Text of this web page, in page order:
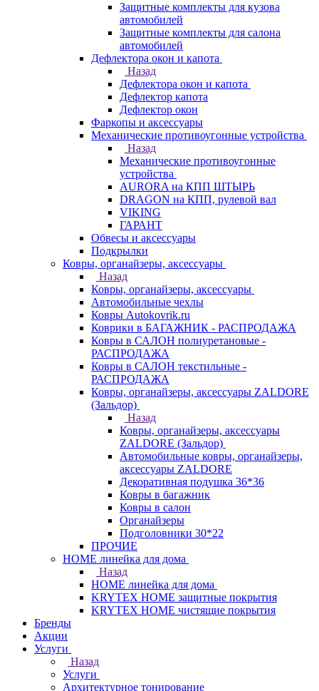
Защитные комплекты для кузова
автомобилей
Защитные комплекты для салона
автомобилей
Дефлектора окон и капота
Назад
Дефлектора окон и капота
Дефлектор капота
Дефлектор окон
Фаркопы и аксессуары
Механические противоугонные устройства
Назад
Механические противоугонные
устройства
AURORA на КПП ШТЫРЬ
DRAGON на КПП, рулевой вал
VIKING
ГАРАНТ
Обвесы и аксессуары
Подкрылки
Ковры, органайзеры, аксессуары
Назад
Ковры, органайзеры, аксессуары
Автомобильные чехлы
Ковры Autokovrik.ru
Коврики в БАГАЖНИК - РАСПРОДАЖА
Ковры в САЛОН полиуретановые -
РАСПРОДАЖА
Ковры в САЛОН текстильные -
РАСПРОДАЖА
Ковры, органайзеры, аксессуары ZALDORE
(Зальдор)
Назад
Ковры, органайзеры, аксессуары
ZALDORE (Зальдор)
Автомобильные ковры, органайзеры,
аксессуары ZALDORE
Декоративная подушка 36*36
Ковры в багажник
Ковры в салон
Органайзеры
Подголовники 30*22
ПРОЧИЕ
HOME линейка для дома
Назад
HOME линейка для дома
KRYTEX HOME защитные покрытия
KRYTEX HOME чистящие покрытия
Бренды
Акции
Услуги
Назад
Услуги
Архитектурное тонирование